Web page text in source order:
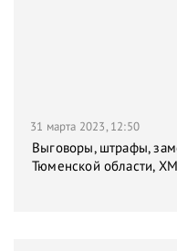
31 марта 2023, 12:50
Выговоры, штрафы,
Тюменской области,